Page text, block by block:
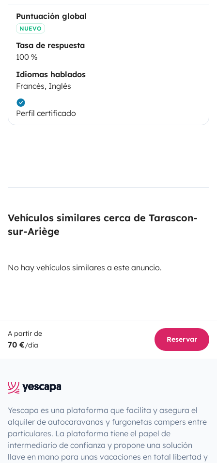
Puntuación global
NUEVO
Tasa de respuesta
100 %
Idiomas hablados
Francés, Inglés
Perfil certificado
Vehículos similares cerca de Tarascon-
sur-Ariège
No hay vehículos similares a este anuncio.
A partir de
70 €/día
Reservar
Yescapa es una plataforma que facilita y asegura el
alquiler de autocaravanas y furgonetas campers entre
particulares. La plataforma tiene el papel de
intermediario de confianza y propone una solución
llave en mano para unas vacaciones en total libertad y